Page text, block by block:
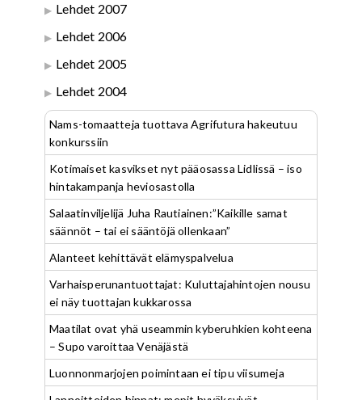
Lehdet 2007
Lehdet 2006
Lehdet 2005
Lehdet 2004
Nams-tomaatteja tuottava Agrifutura hakeutuu
konkurssiin
Kotimaiset kasvikset nyt pääosassa Lidlissä – iso
hintakampanja heviosastolla
Salaatinviljelijä Juha Rautiainen:”Kaikille samat
säännöt – tai ei sääntöjä ollenkaan”
Alanteet kehittävät elämyspalvelua
Varhaisperunantuottajat: Kuluttajahintojen nousu
ei näy tuottajan kukkarossa
Maatilat ovat yhä useammin kyberuhkien kohteena
– Supo varoittaa Venäjästä
Luonnonmarjojen poimintaan ei tipu viisumeja